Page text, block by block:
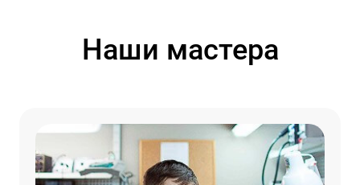
Наши мастера